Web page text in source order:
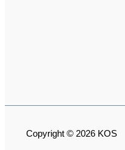
Copyright © 2026 KOS